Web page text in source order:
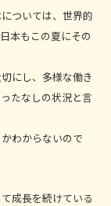
ついては、世界的
本もこの夏にその
にし、多様な働き
たなしの状況と言
わからないので
成長を続けている